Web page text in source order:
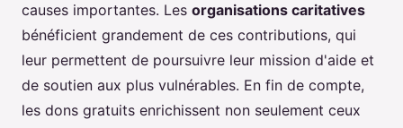
causes importantes. Les organisations caritatives
bénéficient grandement de ces contributions, qui
leur permettent de poursuivre leur mission d'aide et
de soutien aux plus vulnérables. En fin de compte,
les dons gratuits enrichissent non seulement ceux